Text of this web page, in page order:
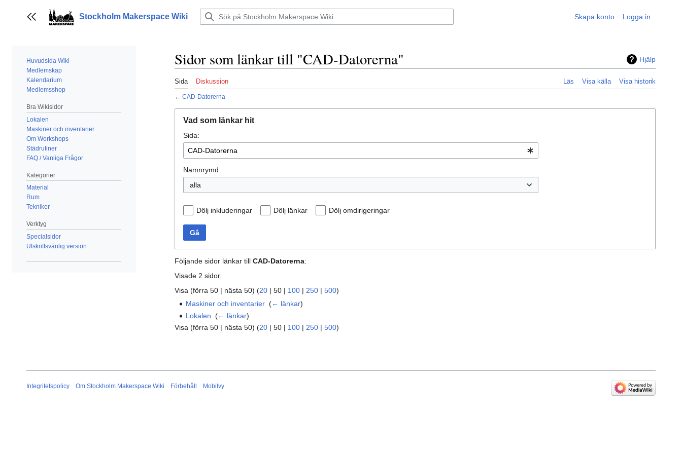
till
innehållet
Visa/dölj sidofält
Stockholm Makerspace Wiki Skapa konto Logga in
Huvudsida Wiki
Medlemskap
Kalendarium
Medlemsshop
Bra Wikisidor
Lokalen
Maskiner och inventarier
Om Workshops
Städrutiner
FAQ / Vanliga Frågor
Kategorier
Material
Rum
Tekniker
Verktyg
Specialsidor
Utskriftsvänlig version
Sidor som länkar till "CAD-Datorerna" Hjälp
Sida Diskussion Läs Visa källa Visa historik
← CAD-Datorerna
Vad som länkar hit
Sida:
Namnrymd:
alla
Dölj inkluderingar Dölj länkar Dölj omdirigeringar
Gå
Följande sidor länkar till CAD-Datorerna:
Visade 2 sidor.
Visa (förra 50 | nästa 50) (20 | 50 | 100 | 250 | 500)
Maskiner och inventarier ‎(← länkar)
Lokalen ‎(← länkar)
Visa (förra 50 | nästa 50) (20 | 50 | 100 | 250 | 500)
Integritetspolicy Om Stockholm Makerspace Wiki Förbehåll Mobilvy